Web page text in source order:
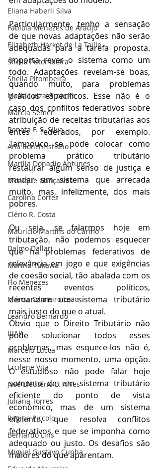
Eliana Haberli Silva
Fabíola Menezes de Araújo
Elizabeth Harkot de La Taille
Sheila Putombeira
Sheila Pitombeira
Maria Luiza Grabner
Marcia Semer
Renata F. S. SIlva
Ana Bonchristiano
Marilia Donadio Antunes
Monique Gonçalves
Carolina Cortez
Clério R. Costa
Maurício Martins do Carmo
Dalmo Dallari
Marina Yukawa
Flo Menezes
Márcia Carneiro Leão
Leandro Bernardo
IBAP
Marcelo Lucca
Ercilene Vita
José Eleutério B. Alves
Juliana Torres
Regina Piccolo
Bernardo Lins
Miguel Gustavo Cunha
Particularmente, tenho a sensação
de que novas adaptações não serão
adequadas para a tarefa proposta.
Importa rever o sistema como um
todo. Adaptações revelam-se boas,
quando muito, para problemas
práticos específicos. Esse não é o
caso dos conflitos federativos sobre
atribuição de receitas tributárias aos
entes federados, por exemplo.
Tampouco se pode colocar como
problema prático tributário
restaurar algum senso de justiça e
mudar um sistema que arrecada
muito, mas, infelizmente, dos mais
pobres.
Ou seja, se falarmos hoje em
tributação, não podemos esquecer
que há problemas federativos de
relevância em jogo e que exigências
de coesão social, tão abalada com os
recentes eventos políticos,
demandam um sistema tributário
mais justo do que o atual.
Óbvio que o Direito Tributário não
pode solucionar todos esses
problemas, mas esquece-los não é,
nesse nosso momento, uma opção.
O estudioso não pode falar hoje
somente de um sistema tributário
eficiente do ponto de vista
econômico, mas de um sistema
eficiente, que resolva conflitos
federativos e que se imponha como
adequado ou justo. Os desafios são
maiores do que aparentam.